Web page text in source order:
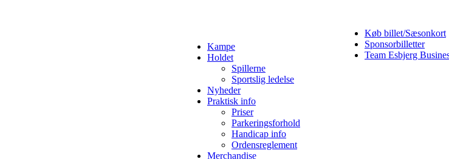
Køb billet/Sæsonkort
Sponsorbilletter
Team Esbjerg
Kampe
Holdet
Spillerne
Sportslig ledelse
Nyheder
Praktisk info
Priser
Parkeringsforhold
Handicap info
Ordensreglement
Merchandise